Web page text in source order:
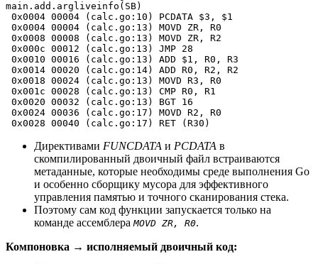
main.add.argliveinfo(SB)
0x0004 00004 (calc.go:10) PCDATA $3, $1
0x0004 00004 (calc.go:13) MOVD ZR, R0
0x0008 00008 (calc.go:13) MOVD ZR, R2
0x000c 00012 (calc.go:13) JMP 28
0x0010 00016 (calc.go:13) ADD $1, R0, R3
0x0014 00020 (calc.go:14) ADD R0, R2, R2
0x0018 00024 (calc.go:13) MOVD R3, R0
0x001c 00028 (calc.go:13) CMP R0, R1
0x0020 00032 (calc.go:13) BGT 16
0x0024 00036 (calc.go:17) MOVD R2, R0
0x0028 00040 (calc.go:17) RET (R30)
Директивами FUNCDATA и PCDATA в
скомпилированный двоичный файл встраиваются
метаданные, которые необходимы среде выполнения Go
и особенно сборщику мусора для эффективного
управления памятью и точного сканирования стека.
Поэтому сам код функции запускается только на
команде ассемблераMOVD ZR, R0.
Компоновка → исполняемый двоичный код: